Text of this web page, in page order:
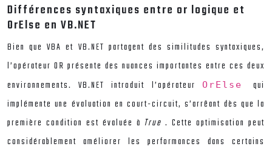
Différences syntaxiques entre or logique et
OrElse en VB.NET
Bien que VBA et VB.NET partagent des similitudes syntaxiques,
l’opérateur OR présente des nuances importantes entre ces deux
environnements. VB.NET introduit l’opérateur
OrElsequi
implémente une évaluation en court-circuit, s’arrêant dès que la
première condition est évaluée à True. Cette optimisation peut
considérablement améliorer les performances dans certains